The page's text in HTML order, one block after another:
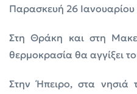
Παρασκευή 26
Στη Θράκη και στη
θερμοκρασία θα αγγίξει
Στην Ήπειρο, στα νησιά